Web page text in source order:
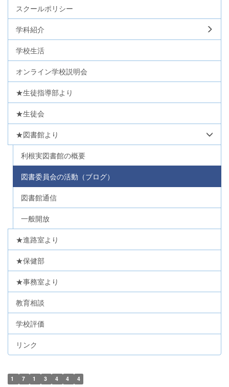
スクールポリシー
学科紹介
学校生活
オンライン学校説明会
★生徒指導部より
★生徒会
★図書館より
利根実図書館の概要
図書委員会の活動（ブログ）
図書館通信
一般開放
★進路室より
★保健部
★事務室より
教育相談
学校評価
リンク
1 7 1 3 4 4 4